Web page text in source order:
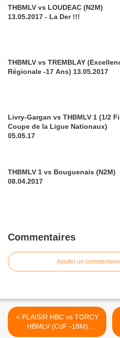
THBMLV vs LOUDEAC (N2M)
13.05.2017 - La Der !!!
THBMLV vs TREMBLAY
Régionale -17 Ans) 13.05.2017
Livry-Gargan vs THBMLV 1 (1/2
Coupe de la Ligue Nationaux)
05.05.17
THBMLV 1 vs Bouguenais (N2M)
08.04.2017
Commentaires
Ajouter un commentaire
< PLAISIR HBC vs TORCY
HBMLV (CdF -18M)
12.10.2013